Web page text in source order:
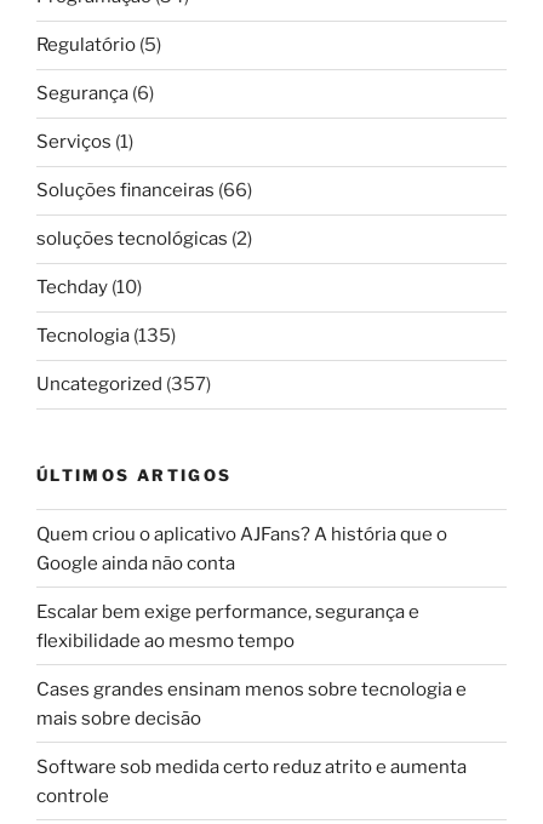
Regulatório (5)
Segurança (6)
Serviços (1)
Soluções financeiras (66)
soluções tecnológicas (2)
Techday (10)
Tecnologia (135)
Uncategorized (357)
ÚLTIMOS ARTIGOS
Quem criou o aplicativo AJFans? A história que o
Google ainda não conta
Escalar bem exige performance, segurança e
flexibilidade ao mesmo tempo
Cases grandes ensinam menos sobre tecnologia e
mais sobre decisão
Software sob medida certo reduz atrito e aumenta
controle